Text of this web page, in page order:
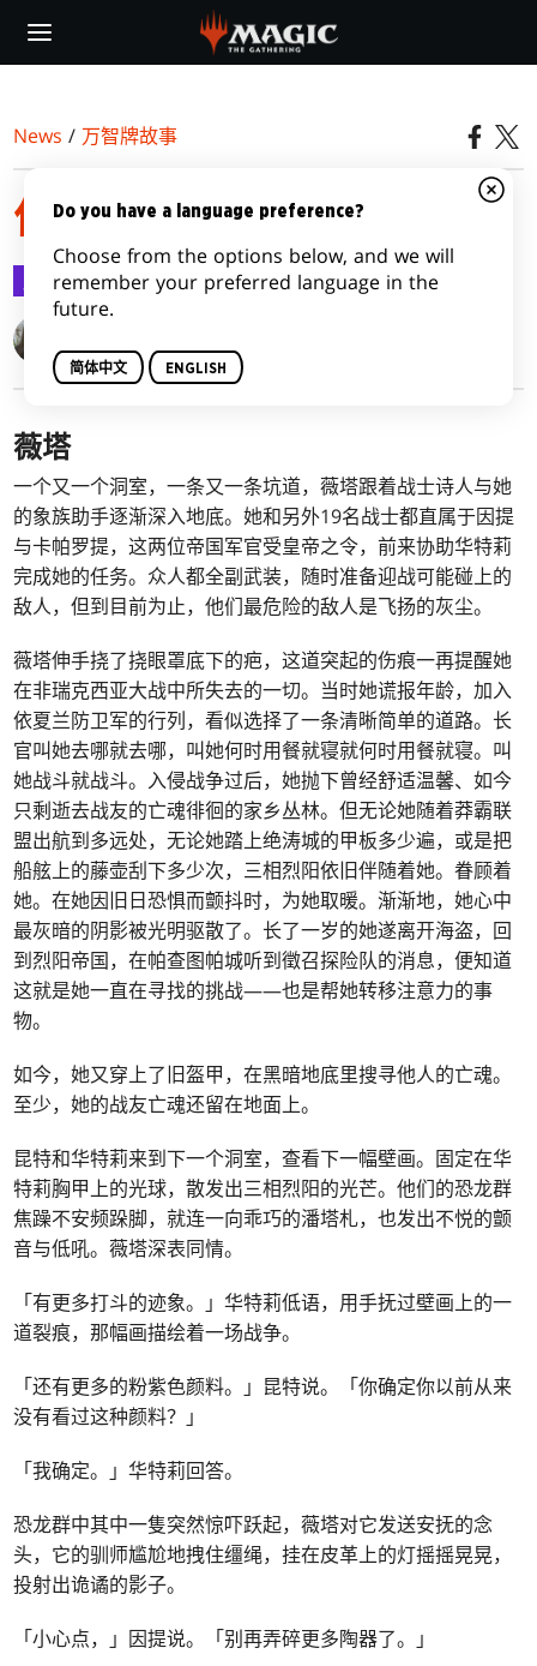
main
News / 万智牌故事
依夏兰迷窟｜第二集
万智牌故事 2023-10-20
薇塔
一个又一个洞室，一条又一条坑道，薇塔跟着战士诗人与她
的象族助手逐渐深入地底。她和另外19名战士都直属于因提
与卡帕罗提，这两位帝国军官受皇帝之令，前来协助华特莉
完成她的任务。众人都全副武装，随时准备迎战可能碰上的
敌人，但到目前为止，他们最危险的敌人是飞扬的灰尘。
薇塔伸手挠了挠眼罩底下的疤，这道突起的伤痕一再提醒她
在非瑞克西亚大战中所失去的一切。当时她谎报年龄，加入
依夏兰防卫军的行列，看似选择了一条清晰简单的道路。长
官叫她去哪就去哪，叫她何时用餐就寝就何时用餐就寝。叫
她战斗就战斗。入侵战争过后，她抛下曾经舒适温馨、如今
只剩逝去战友的亡魂徘徊的家乡丛林。但无论她随着莽霸联
盟出航到多远处，无论她踏上绝涛城的甲板多少遍，或是把
船舷上的藤壶刮下多少次，三相烈阳依旧伴随着她。眷顾着
她。在她因旧日恐惧而颤抖时，为她取暖。渐渐地，她心中
最灰暗的阴影被光明驱散了。长了一岁的她遂离开海盗，回
到烈阳帝国，在帕查图帕城听到徵召探险队的消息，便知道
这就是她一直在寻找的挑战——也是帮她转移注意力的事
物。
如今，她又穿上了旧盔甲，在黑暗地底里搜寻他人的亡魂。
至少，她的战友亡魂还留在地面上。
昆特和华特莉来到下一个洞室，查看下一幅壁画。固定在华
特莉胸甲上的光球，散发出三相烈阳的光芒。他们的恐龙群
焦躁不安频跺脚，就连一向乖巧的潘塔札，也发出不悦的颤
音与低吼。薇塔深表同情。
「有更多打斗的迹象。」华特莉低语，用手抚过壁画上的一
道裂痕，那幅画描绘着一场战争。
「还有更多的粉紫色颜料。」昆特说。「你确定你以前从来
没有看过这种颜料？」
「我确定。」华特莉回答。
恐龙群中其中一隻突然惊吓跃起，薇塔对它发送安抚的念
头，它的驯师尴尬地拽住缰绳，挂在皮革上的灯摇摇晃晃，
投射出诡谲的影子。
「小心点，」因提说。「别再弄碎更多陶器了。」
Do you have a language preference?
Choose from the options below, and we will
remember your preferred language in the
future.
简体中文 ENGLISH